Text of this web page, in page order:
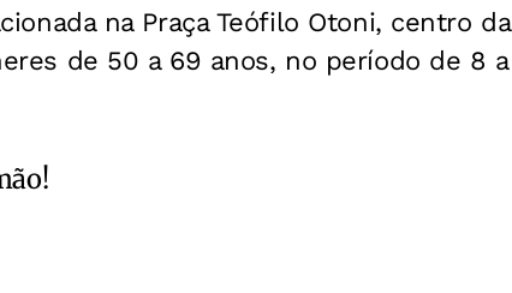
na Praça Teófilo Otoni, centro da
de 50 a 69 anos, no período de 8 a